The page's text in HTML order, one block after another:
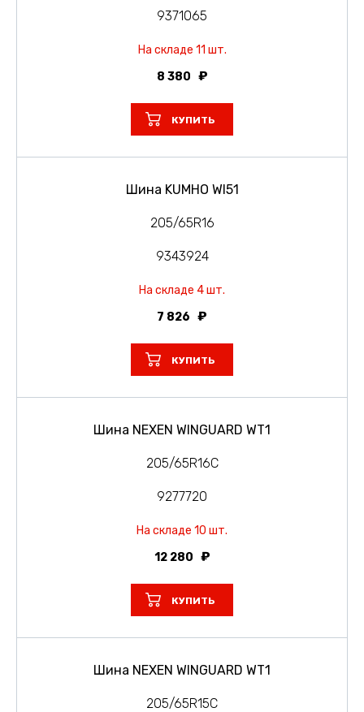
9371065
На складе 11 шт.
8 380
КУПИТЬ
Шина KUMHO WI51
205/65R16
9343924
На складе 4 шт.
7 826
КУПИТЬ
Шина NEXEN WINGUARD WT1
205/65R16C
9277720
На складе 10 шт.
12 280
КУПИТЬ
Шина NEXEN WINGUARD WT1
205/65R15C